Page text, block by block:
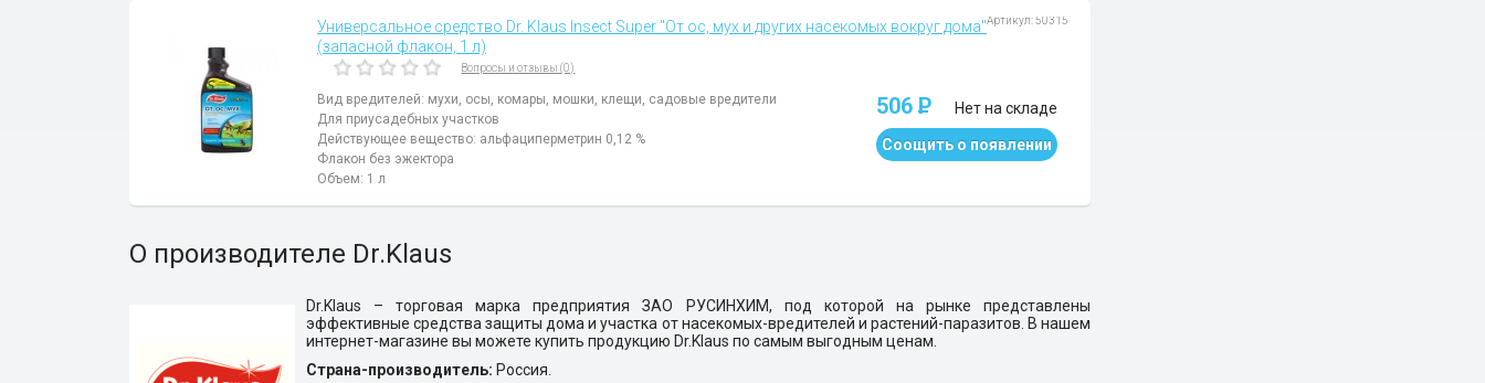
Артикул: 50315
Универсальное средство Dr. Klaus Insect Super "От ос, мух и других насекомых вокруг дома"
(запасной флакон, 1 л)
Вопросы и отзывы (0)
506 P Нет на складе
Соощить о появлении
Вид вредителей: мухи, осы, комары, мошки, клещи, садовые вредители
Для приусадебных участков
Действующее вещество: альфациперметрин 0,12 %
Флакон без эжектора
Объем: 1 л
О производителе Dr.Klaus
Dr.Klaus – торговая марка предприятия ЗАО РУСИНХИМ, под которой на рынке представлены
эффективные средства защиты дома и участка от насекомых-вредителей и растений-паразитов. В нашем
интернет-магазине вы можете купить продукцию Dr.Klaus по самым выгодным ценам.
Страна-производитель: Россия.